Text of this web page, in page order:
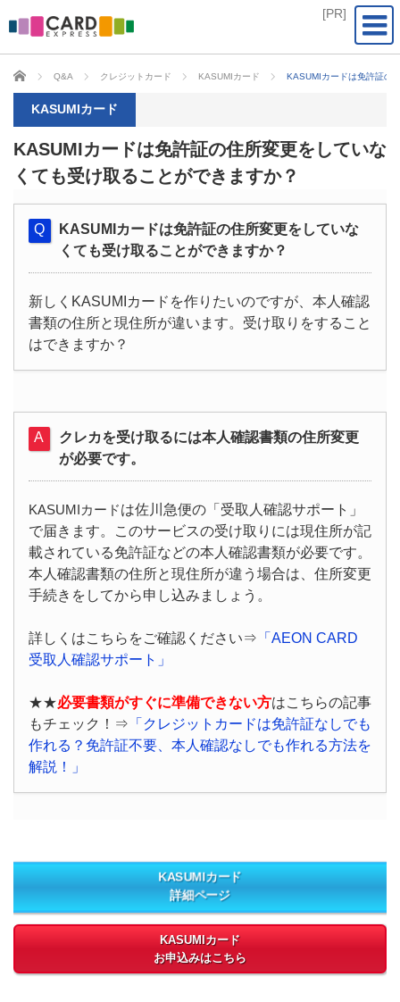
CARD EXPRESS
Q&A クレジットカード KASUMIカード KASUMIカードは免許証の
KASUMIカード
KASUMIカードは免許証の住所変更をしていな
くても受け取ることができますか？
KASUMIカードは免許証の住所変更をしていな
くても受け取ることができますか？
新しくKASUMIカードを作りたいのですが、本人確認
書類の住所と現住所が違います。受け取りをすること
はできますか？
クレカを受け取るには本人確認書類の住所変更
が必要です。
KASUMIカードは佐川急便の「受取人確認サポート」
で届きます。このサービスの受け取りには現住所が記
載されている免許証などの本人確認書類が必要です。
本人確認書類の住所と現住所が違う場合は、住所変更
手続きをしてから申し込みましょう。
詳しくはこちらをご確認ください⇒ 「AEON CARD
受取人確認サポート」
★★必要書類がすぐに準備できない方はこちらの記事
もチェック！⇒ 「クレジットカードは免許証なしでも
作れる？免許証不要、本人確認なしでも作れる方法を
解説！」
KASUMIカード
詳細ページ
KASUMIカード
お申込みはこちら